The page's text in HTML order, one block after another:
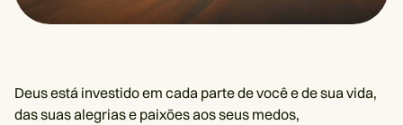
Deus está investido em cada parte de você e de sua vida,
das suas alegrias e paixões aos seus medos,